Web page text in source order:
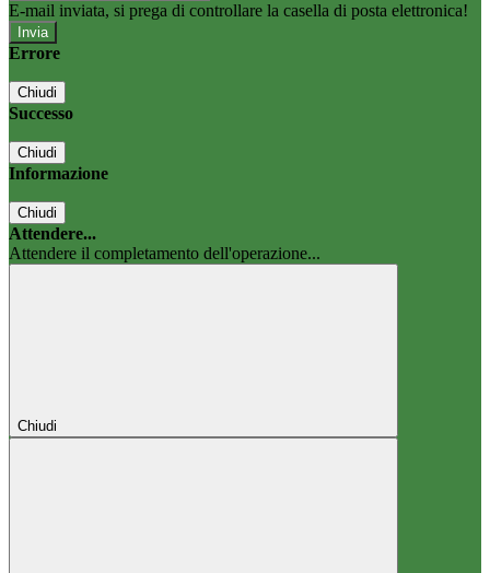
E-mail inviata, si prega di controllare la casella di posta elettronica!
Errore
Chiudi
Successo
Chiudi
Informazione
Chiudi
Attendere...
Attendere il completamento dell'operazione...
Chiudi